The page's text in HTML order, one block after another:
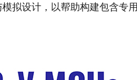
拟设计，以帮助构建包含